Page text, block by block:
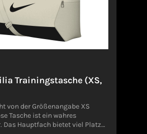
Trainingstasche (XS,
von der Größenangabe XS
Tasche ist ein wahres
Das Hauptfach bietet viel Platz